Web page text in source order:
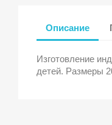
Описание
Изготовление
детей. Размеры